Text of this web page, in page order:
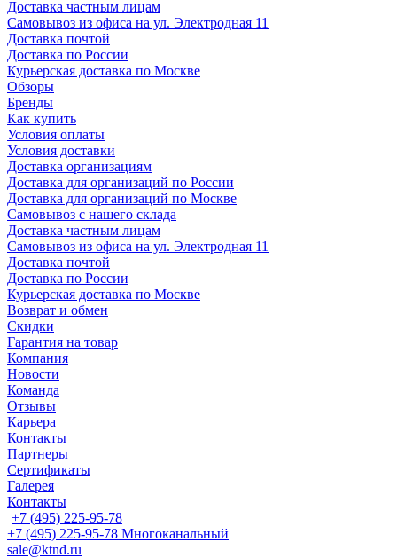
Доставка частным лицам
Самовывоз из офиса на ул. Электродная 11
Доставка почтой
Доставка по России
Курьерская доставка по Москве
Обзоры
Бренды
Как купить
Условия оплаты
Условия доставки
Доставка организациям
Доставка для организаций по России
Доставка для организаций по Москве
Самовывоз с нашего склада
Доставка частным лицам
Самовывоз из офиса на ул. Электродная 11
Доставка почтой
Доставка по России
Курьерская доставка по Москве
Возврат и обмен
Скидки
Гарантия на товар
Компания
Новости
Команда
Отзывы
Карьера
Контакты
Партнеры
Сертификаты
Галерея
Контакты
+7 (495) 225-95-78
+7 (495) 225-95-78 Многоканальный
sale@ktnd.ru